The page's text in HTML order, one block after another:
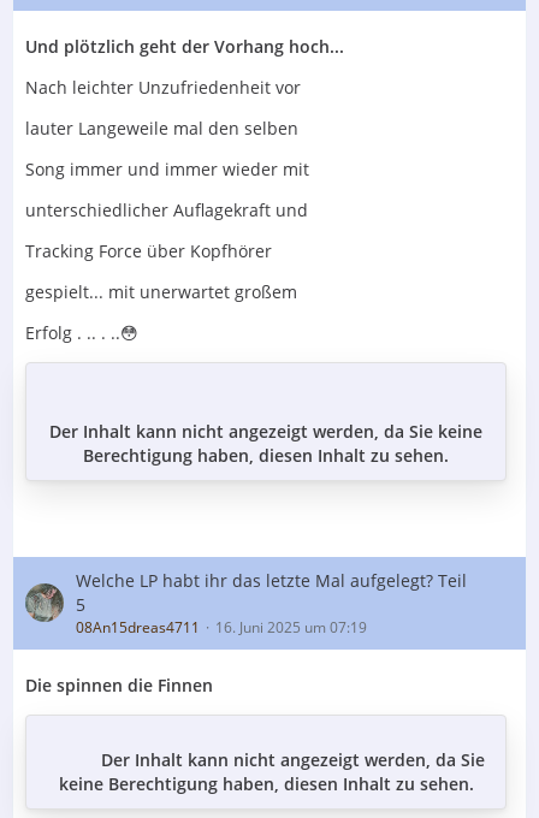
Und plötzlich geht der Vorhang hoch...
Nach leichter Unzufriedenheit vor
lauter Langeweile mal den selben
Song immer und immer wieder mit
unterschiedlicher Auflagekraft und
Tracking Force über Kopfhörer
gespielt... mit unerwartet großem
Erfolg . .. . ..😳
Der Inhalt kann nicht angezeigt werden, da Sie keine
Berechtigung haben, diesen Inhalt zu sehen.
Welche LP habt ihr das letzte Mal aufgelegt? Teil
5
08An15dreas4711 16. Juni 2025 um 07:19
Die spinnen die Finnen
Der Inhalt kann nicht angezeigt werden, da Sie
keine Berechtigung haben, diesen Inhalt zu sehen.